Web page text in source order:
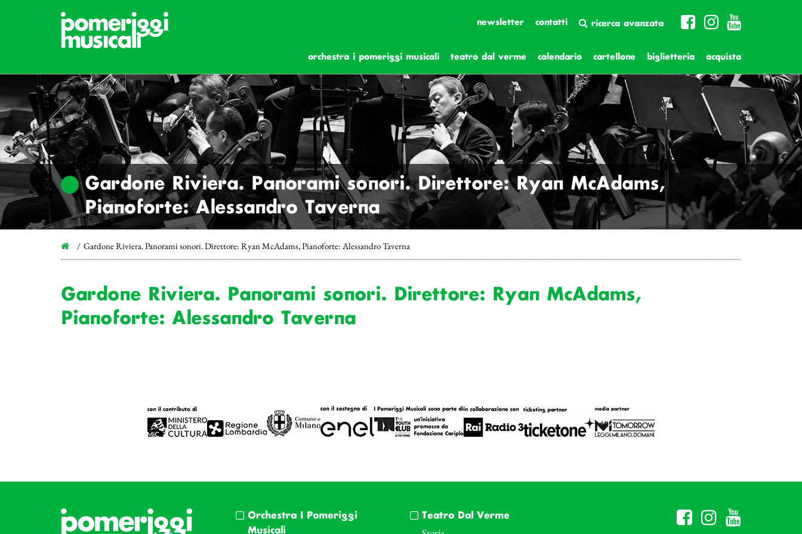
newsletter contatti ricerca avanzata
orchestra i pomeriggi musicali teatro dal verme calendario cartellone biglietteria acquista
Gardone Riviera. Panorami sonori. Direttore: Ryan McAdams,
Pianoforte: Alessandro Taverna
Gardone Riviera. Panorami sonori. Direttore: Ryan McAdams, Pianoforte: Alessandro Taverna
Gardone Riviera. Panorami sonori. Direttore: Ryan McAdams,
Pianoforte: Alessandro Taverna
Orchestra I Pomeriggi
Musicali
Teatro Dal Verme